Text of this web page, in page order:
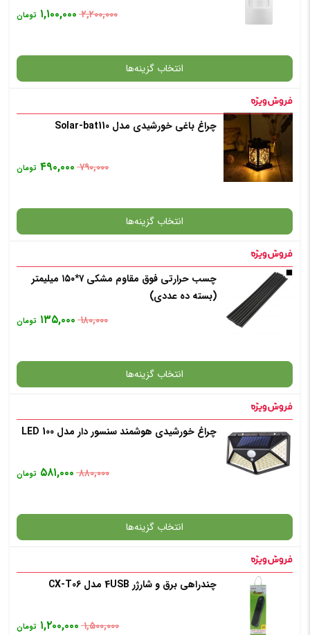
✧ چت با پشتیبان واتس آپ
۲,۲۰۰,۰۰۰ ۱,۱۰۰,۰۰۰ تومان
انتخاب گزینه‌ها
گارانتی
✧ چت با پشتیبان واتس آپ
چراغ باغی خورشیدی مدل Solar-bat110
۷۹۰,۰۰۰ ۴۹۰,۰۰۰ تومان
انتخاب گزینه‌ها
گارانتی
افزودن به سبد خرید
✧ چت با پشتیبان واتس آپ
چسب حرارتی فوق مقاوم مشکی ۷*۱۵۰ میلیمتر
(بسته ده عددی)
۱۸۰,۰۰۰ ۱۳۵,۰۰۰ تومان
انتخاب گزینه‌ها
گارانتی
انتخاب رنگ
✧ چت با پشتیبان واتس آپ
چراغ خورشیدی هوشمند سنسور دار مدل 100 LED
۸۸۰,۰۰۰ ۵۸۱,۰۰۰ تومان
انتخاب گزینه‌ها
گارانتی چندراهی برق و شارژر 4USB مدل CX-T06
۱,۵۰۰,۰۰۰ ۱,۲۰۰,۰۰۰ تومان